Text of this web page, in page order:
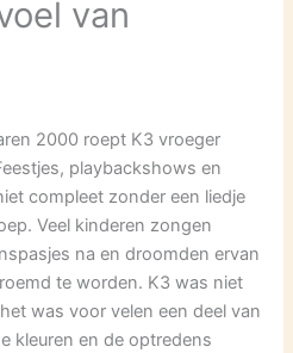
van
2000 roept K3 vroeger
playbackshows en
compleet zonder een liedje
Veel kinderen zongen
na en droomden ervan
te worden. K3 was niet
was voor velen een deel van
kleuren en de optredens